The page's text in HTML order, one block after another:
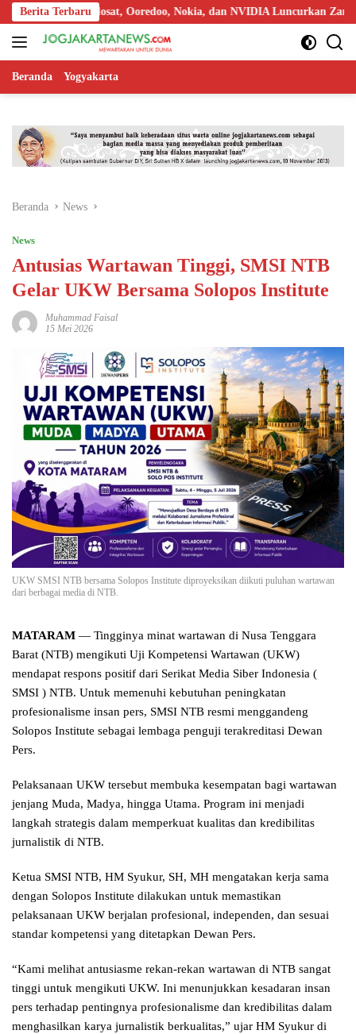
Langsung
ke
konten
Berita Terbaru
Indosat, Ooredoo, Nokia, dan NVIDIA Luncurkan Zankore,
Beranda Yogyakarta
Beranda News
News
Antusias Wartawan Tinggi, SMSI NTB
Gelar UKW Bersama Solopos Institute
Muhammad Faisal
15 Mei 2026
UKW SMSI NTB bersama Solopos Institute diproyeksikan diikuti puluhan wartawan
dari berbagai media di NTB.
MATARAM — Tingginya minat wartawan di Nusa Tenggara
Barat (NTB) mengikuti Uji Kompetensi Wartawan (UKW)
mendapat respons positif dari Serikat Media Siber Indonesia (
SMSI ) NTB. Untuk memenuhi kebutuhan peningkatan
profesionalisme insan pers, SMSI NTB resmi menggandeng
Solopos Institute sebagai lembaga penguji terakreditasi Dewan
Pers.
Pelaksanaan UKW tersebut membuka kesempatan bagi wartawan
jenjang Muda, Madya, hingga Utama. Program ini menjadi
langkah strategis dalam memperkuat kualitas dan kredibilitas
jurnalistik di NTB.
Ketua SMSI NTB, HM Syukur, SH, MH mengatakan kerja sama
dengan Solopos Institute dilakukan untuk memastikan
pelaksanaan UKW berjalan profesional, independen, dan sesuai
standar kompetensi yang ditetapkan Dewan Pers.
“Kami melihat antusiasme rekan-rekan wartawan di NTB sangat
tinggi untuk mengikuti UKW. Ini menunjukkan kesadaran insan
pers terhadap pentingnya profesionalisme dan kredibilitas dalam
menghasilkan karya jurnalistik berkualitas,” ujar HM Syukur di